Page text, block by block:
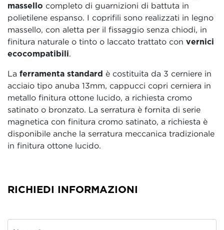
massello completo di guarnizioni di battuta in
polietilene espanso. I coprifili sono realizzati in legno
massello, con aletta per il fissaggio senza chiodi, in
finitura naturale o tinto o laccato trattato con vernici
ecocompatibili.
La ferramenta standard è costituita da 3 cerniere in
acciaio tipo anuba 13mm, cappucci copri cerniera in
metallo finitura ottone lucido, a richiesta cromo
satinato o bronzato. La serratura è fornita di serie
magnetica con finitura cromo satinato, a richiesta è
disponibile anche la serratura meccanica tradizionale
in finitura ottone lucido.
RICHIEDI INFORMAZIONI